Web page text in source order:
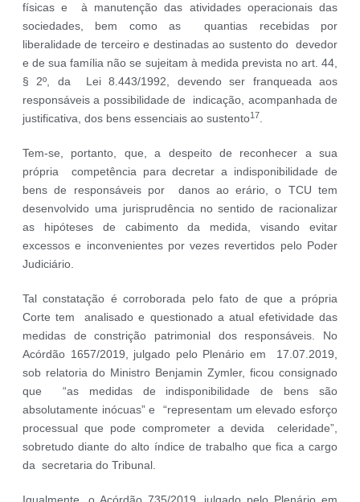
físicas e à manutenção das atividades operacionais das
sociedades, bem como as quantias recebidas por
liberalidade de terceiro e destinadas ao sustento do devedor
e de sua família não se sujeitam à medida prevista no art. 44,
§ 2º, da Lei 8.443/1992, devendo ser franqueada aos
responsáveis a possibilidade de indicação, acompanhada de
justificativa, dos bens essenciais ao sustento17.
Tem-se, portanto, que, a despeito de reconhecer a sua
própria competência para decretar a indisponibilidade de
bens de responsáveis por danos ao erário, o TCU tem
desenvolvido uma jurisprudência no sentido de racionalizar
as hipóteses de cabimento da medida, visando evitar
excessos e inconvenientes por vezes revertidos pelo Poder
Judiciário.
Tal constatação é corroborada pelo fato de que a própria
Corte tem analisado e questionado a atual efetividade das
medidas de constrição patrimonial dos responsáveis. No
Acórdão 1657/2019, julgado pelo Plenário em 17.07.2019,
sob relatoria do Ministro Benjamin Zymler, ficou consignado
que “as medidas de indisponibilidade de bens são
absolutamente inócuas” e “representam um elevado esforço
processual que pode comprometer a devida celeridade”,
sobretudo diante do alto índice de trabalho que fica a cargo
da secretaria do Tribunal.